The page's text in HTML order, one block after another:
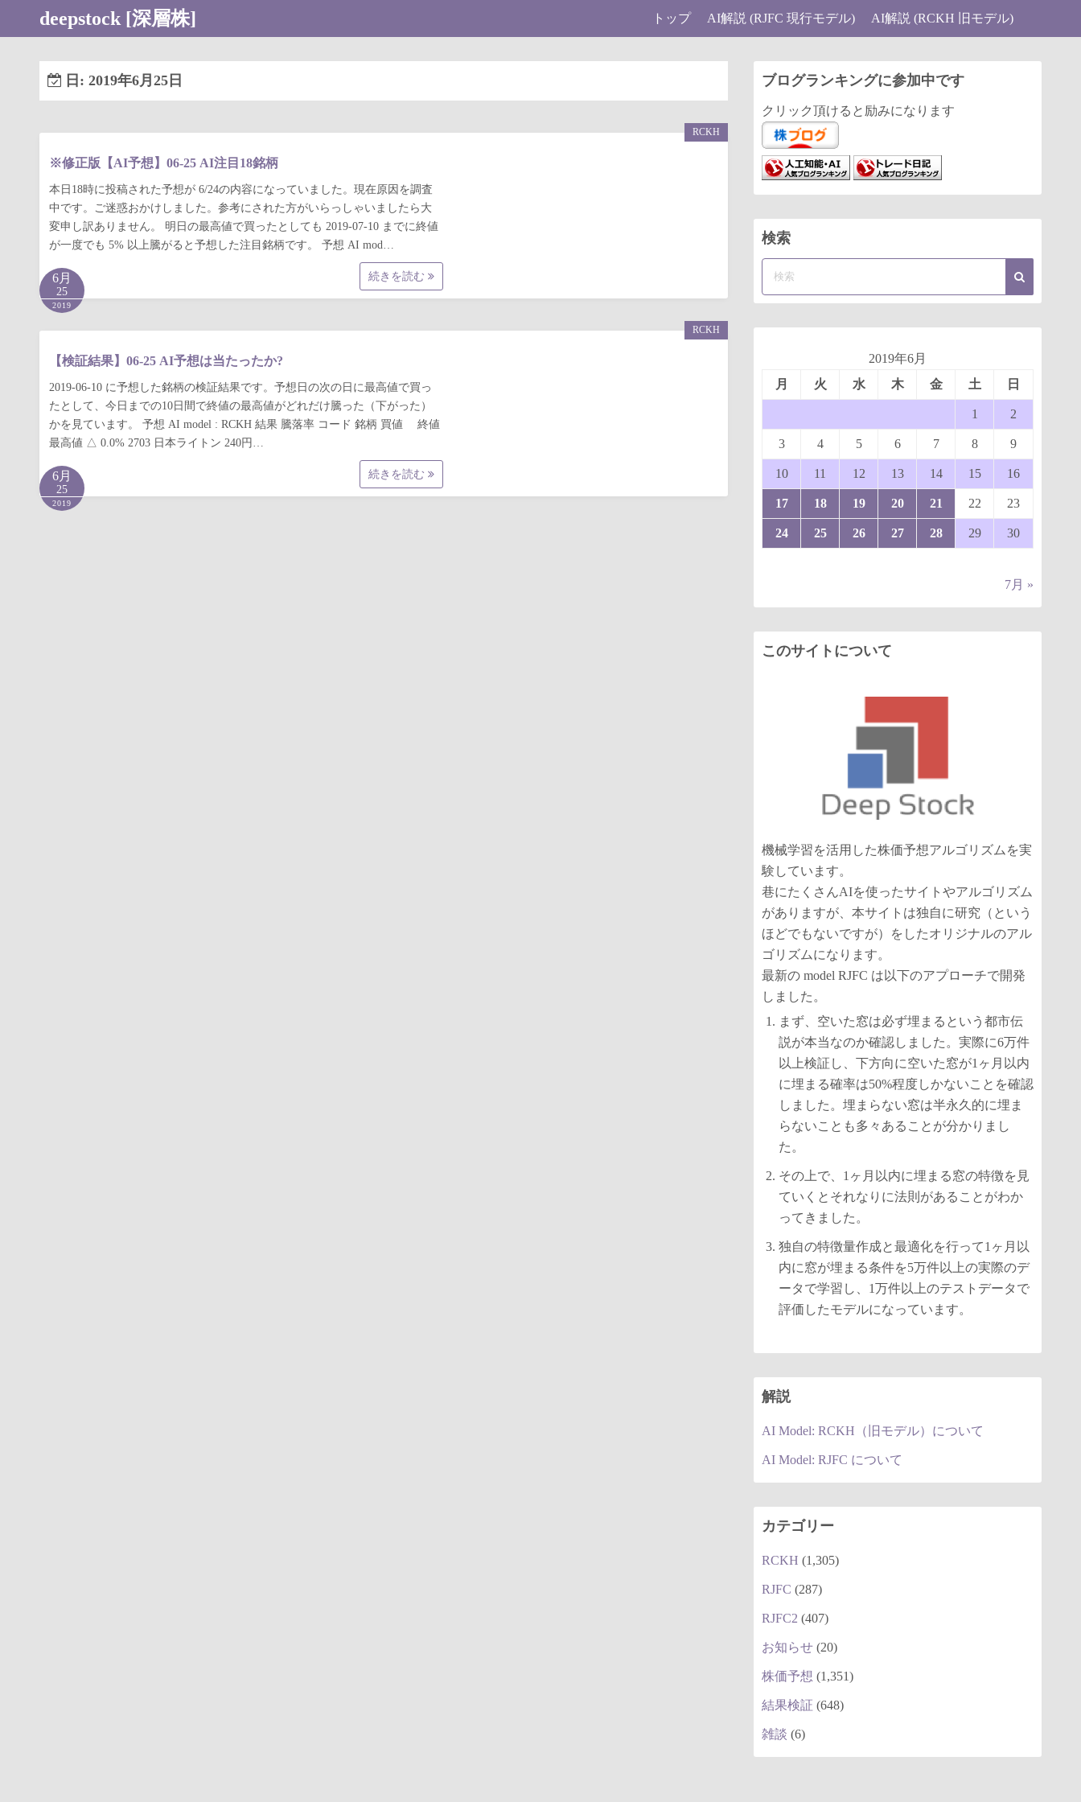
deepstock [深層株] トップ AI解説 (RJFC 現行モデル) AI解説 (RCKH 旧モデル)
日: 2019年6月25日
※修正版【AI予想】06-25 AI注目18銘柄
本日18時に投稿された予想が 6/24の内容になっていました。現在原因を調査
中です。ご迷惑おかけしました。参考にされた方がいらっしゃいましたら大
変申し訳ありません。 明日の最高値で買ったとしても 2019-07-10 までに終値
が一度でも 5% 以上騰がると予想した注目銘柄です。 予想 AI mod…
続きを読む
RCKH
6月
25
2019
【検証結果】06-25 AI予想は当たったか?
2019-06-10 に予想した銘柄の検証結果です。予想日の次の日に最高値で買っ
たとして、今日までの10日間で終値の最高値がどれだけ騰った（下がった）
かを見ています。 予想 AI model : RCKH 結果 騰落率 コード 銘柄 買値 終値
最高値 △ 0.0% 2703 日本ライトン 240円…
続きを読む
RCKH
6月
25
2019
ブログランキングに参加中です
クリック頂けると励みになります
検索
2019年6月
月
火 水 木 金 土 日
1 2
3 4 5 6 7 8 9
10 11 12 13 14 15 16
17 18 19 20 21 22 23
24 25 26 27 28 29 30
7月 »
このサイトについて
機械学習を活用した株価予想アルゴリズムを実
験しています。
巷にたくさんAIを使ったサイトやアルゴリズム
がありますが、本サイトは独自に研究（という
ほどでもないですが）をしたオリジナルのアル
ゴリズムになります。
最新の model RJFC は以下のアプローチで開発
しました。
まず、空いた窓は必ず埋まるという都市伝
説が本当なのか確認しました。実際に6万件
以上検証し、下方向に空いた窓が1ヶ月以内
に埋まる確率は50%程度しかないことを確認
しました。埋まらない窓は半永久的に埋ま
らないことも多々あることが分かりまし
た。
その上で、1ヶ月以内に埋まる窓の特徴を見
ていくとそれなりに法則があることがわか
ってきました。
独自の特徴量作成と最適化を行って1ヶ月以
内に窓が埋まる条件を5万件以上の実際のデ
ータで学習し、1万件以上のテストデータで
評価したモデルになっています。
解説
AI Model: RCKH（旧モデル）について
AI Model: RJFC について
カテゴリー
RCKH (1,305)
RJFC (287)
RJFC2 (407)
お知らせ (20)
株価予想 (1,351)
結果検証 (648)
雑談 (6)